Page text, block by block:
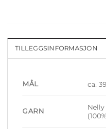
TILLEGGSINFORMASJON
MÅL ca.
GARN
Nelly